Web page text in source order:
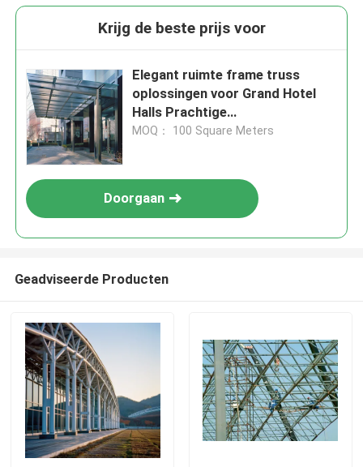
Huis
Krijg de beste prijs voor
Elegant ruimte frame truss
oplossingen voor Grand Hotel
Halls Prachtige
architectonische ondersteuning
MOQ： 100 Square Meters
Doorgaan
Geadviseerde Producten